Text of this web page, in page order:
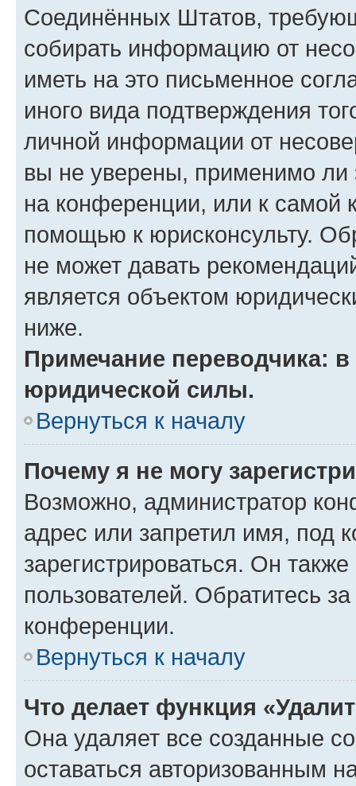
Соединённых Штатов,
собирать информацию от
иметь на это письменное
иного вида подтверждения
личной информации от
вы не уверены, применимо ли
на конференции, или к самой
помощью к юрисконсульту.
не может давать
является объектом
ниже.
Примечание переводчика:
юридической силы.
Вернуться к началу
Почему я не могу
Возможно, администратор
адрес или запретил имя, под
зарегистрироваться. Он
пользователей. Обратитесь
конференции.
Вернуться к началу
Что делает функция
Она удаляет все созданные
оставаться авторизованным